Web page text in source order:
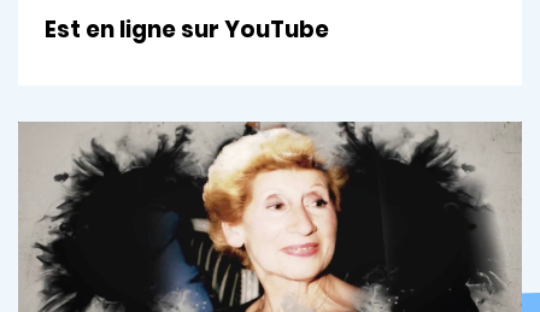
Est en ligne sur YouTube